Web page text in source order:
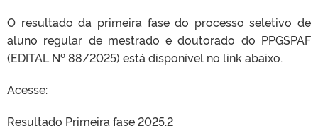
O resultado da primeira fase do processo seletivo de
aluno regular de mestrado e doutorado do PPGSPAF
(EDITAL Nº 88/2025) está disponível no link abaixo.
Acesse:
Resultado Primeira fase 2025.2